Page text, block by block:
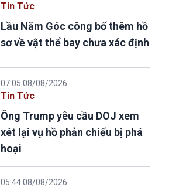
Tin Tức
Lầu Năm Góc công bố thêm hồ
sơ về vật thể bay chưa xác định
07:05 08/08/2026
Tin Tức
Ông Trump yêu cầu DOJ xem
xét lại vụ hồ phản chiếu bị phá
hoại
05:44 08/08/2026